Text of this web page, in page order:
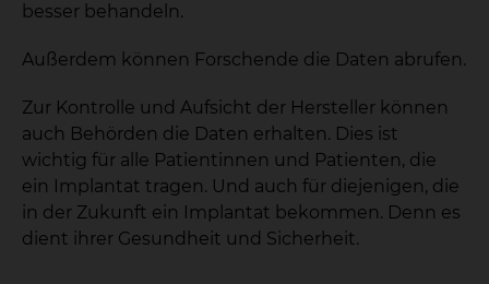
besser behandeln.
Außerdem können Forschende die Daten abrufen.
Zur Kontrolle und Aufsicht der Hersteller können
auch Behörden die Daten erhalten. Dies ist
wichtig für alle Patientinnen und Patienten, die
ein Implantat tragen. Und auch für diejenigen, die
in der Zukunft ein Implantat bekommen. Denn es
dient ihrer Gesundheit und Sicherheit.